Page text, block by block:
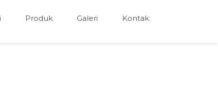
Produk Galeri Kontak